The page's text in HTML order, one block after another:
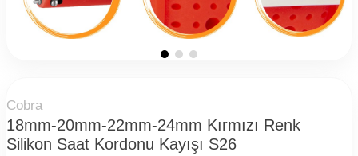
Cobra
18mm-20mm-22mm-24mm Kırmızı Renk
Silikon Saat Kordonu Kayışı S26